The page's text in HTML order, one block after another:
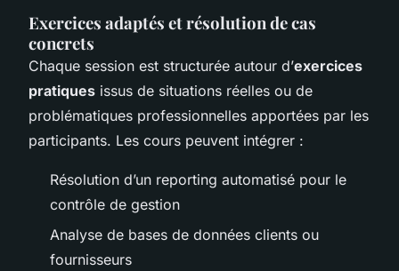
Exercices adaptés et résolution de cas
concrets
Chaque session est structurée autour d’exercices
pratiques issus de situations réelles ou de
problématiques professionnelles apportées par les
participants. Les cours peuvent intégrer :
Résolution d’un reporting automatisé pour le
contrôle de gestion
Analyse de bases de données clients ou
fournisseurs